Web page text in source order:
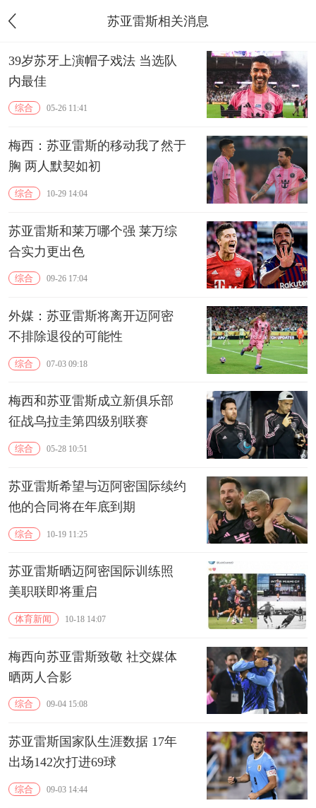
苏亚雷斯相关消息
39岁苏牙上演帽子戏法 当选队
内最佳
综合 05-26 11:41
梅西：苏亚雷斯的移动我了然于
胸 两人默契如初
综合 10-29 14:04
苏亚雷斯和莱万哪个强 莱万综
合实力更出色
综合 09-26 17:04
外媒：苏亚雷斯将离开迈阿密
不排除退役的可能性
综合 07-03 09:18
梅西和苏亚雷斯成立新俱乐部
征战乌拉圭第四级别联赛
综合 05-28 10:51
苏亚雷斯希望与迈阿密国际续约
他的合同将在年底到期
综合 10-19 11:25
苏亚雷斯晒迈阿密国际训练照
美职联即将重启
体育新闻 10-18 14:07
梅西向苏亚雷斯致敬 社交媒体
晒两人合影
综合 09-04 15:08
苏亚雷斯国家队生涯数据 17年
出场142次打进69球
综合 09-03 14:44